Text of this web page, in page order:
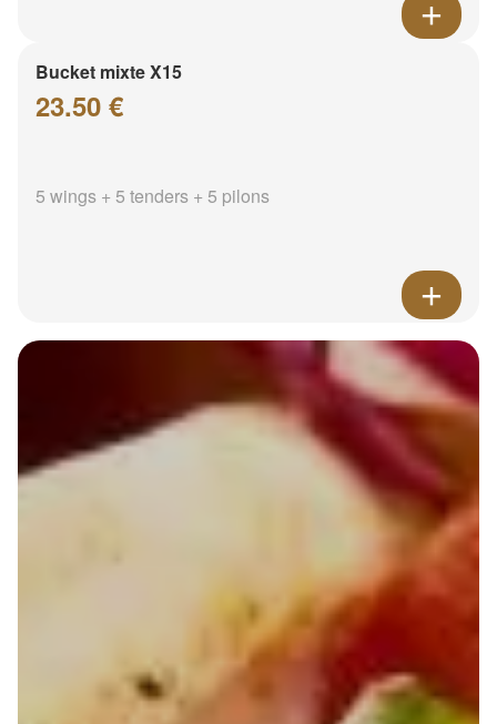
Bucket mixte X15
23.50 €
5 wings + 5 tenders + 5 pilons